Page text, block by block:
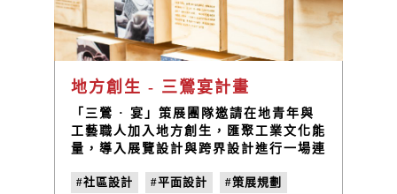
地方創生 - 三鶯宴計畫
「三鶯 · 宴」策展團隊邀請在地青年與
工藝職人加入地方創生，匯聚工業文化能
量，導入展覽設計與跨界設計進行一場連
主視覺設計完美具現了三鶯特色與盛宴精
#社區設計 #平面設計 #策展規劃